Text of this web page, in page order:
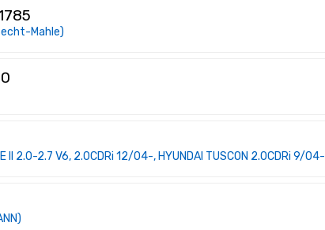
Mahle)
II 2.0-2.7 V6, 2.0CDRi 12/04-, HYUNDAI TUSCON 2.0CDRi 9/04-